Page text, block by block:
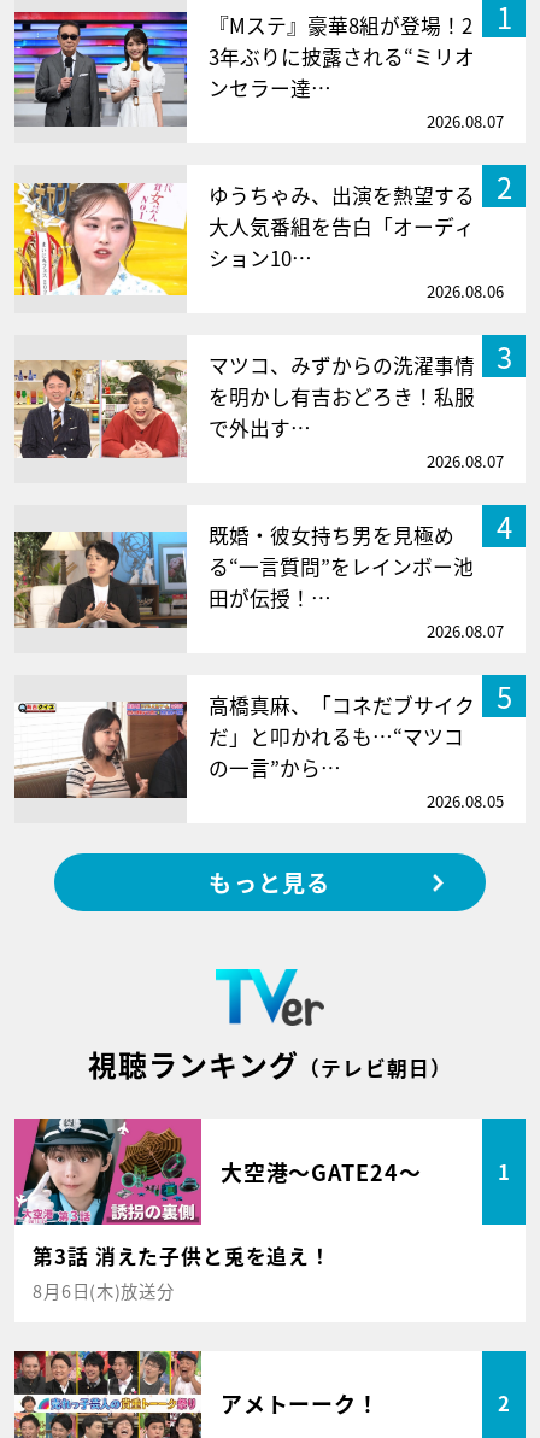
1
『Mステ』豪華8組が登場！2
3年ぶりに披露される“ミリオ
ンセラー達…
2026.08.07
2
ゆうちゃみ、出演を熱望する
大人気番組を告白「オーディ
ション10…
2026.08.06
3
マツコ、みずからの洗濯事情
を明かし有吉おどろき！私服
で外出す…
2026.08.07
4
既婚・彼女持ち男を見極め
る“一言質問”をレインボー池
田が伝授！…
2026.08.07
5
高橋真麻、「コネだブサイク
だ」と叩かれるも…“マツコ
の一言”から…
2026.08.05
もっと見る
視聴ランキング （テレビ朝日）
大空港～GATE24～ 1
第3話 消えた子供と兎を追え！
8月6日(木)放送分
アメトーーク！ 2